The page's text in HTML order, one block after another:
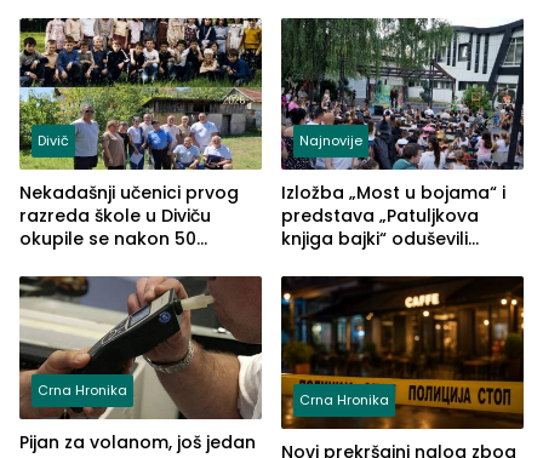
Divič
Nekadašnji učenici prvog
razreda škole u Diviču
okupile se nakon 50
Pašić im održao čas
(FOTO)
Najnovije
Izložba „Most u bojama“ i
predstava „Patuljkova
knjiga bajki“ oduševili
Crna Hronika
Pijan za volanom, još jedan
Crna Hronika
Novi prekršajni nalog zbog